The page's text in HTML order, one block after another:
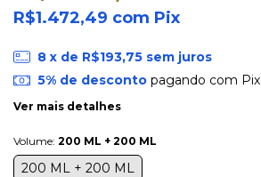
R$1.472,49 com Pix
8 x de R$193,75 sem juros
5% de descontopagando com Pix
Ver mais detalhes
Volume: 200 ML + 200 ML
200 ML + 200 ML